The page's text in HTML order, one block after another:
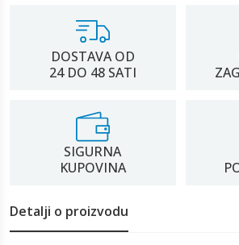
DOSTAVA OD
24 DO 48 SATI
SIGURNA
KUPOVINA
Detalji o proizvodu